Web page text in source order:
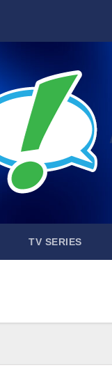
TV SERIES